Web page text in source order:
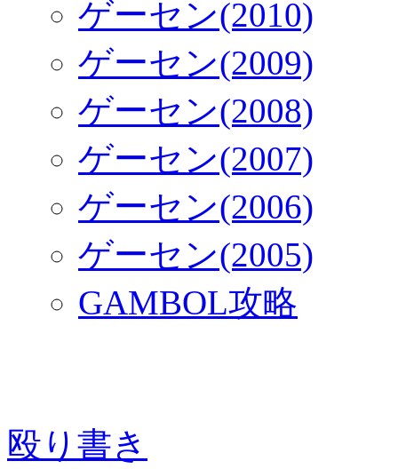
ゲーセン(2010)
ゲーセン(2009)
ゲーセン(2008)
ゲーセン(2007)
ゲーセン(2006)
ゲーセン(2005)
GAMBOL攻略
殴り書き